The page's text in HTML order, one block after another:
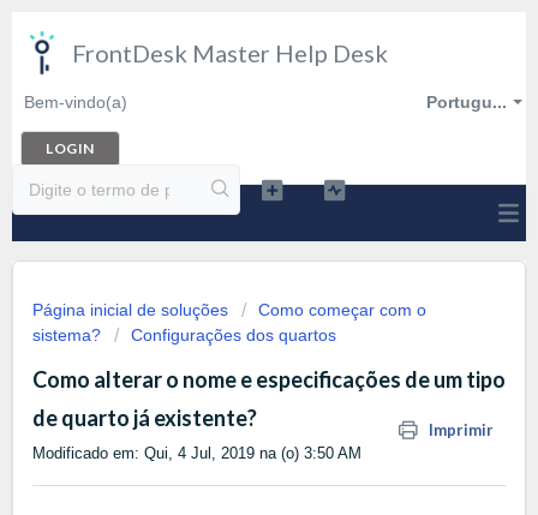
FrontDesk Master Help Desk
Portugu...
Bem-vindo(a)
LOGIN
Página inicial de soluções
Como começar com o
sistema?
Configurações dos quartos
Como alterar o nome e especificações de um tipo
de quarto já existente?
Imprimir
Modificado em: Qui, 4 Jul, 2019 na (o) 3:50 AM